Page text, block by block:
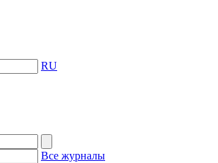
RU
Все журналы